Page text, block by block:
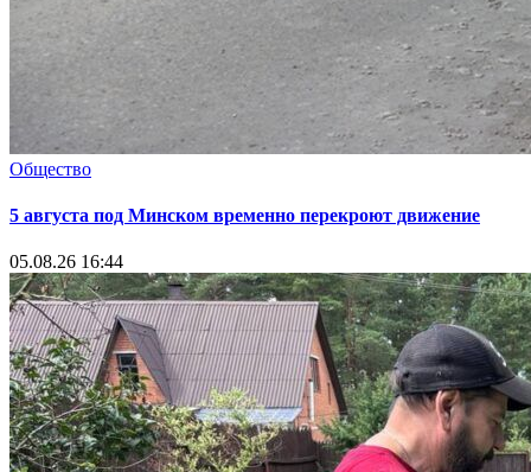
Общество
5 августа под Минском временно перекроют движение
05.08.26 16:44